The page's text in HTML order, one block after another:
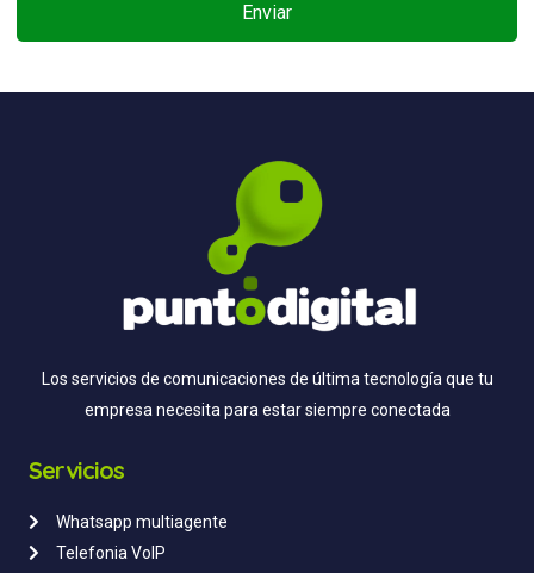
Enviar
Los servicios de comunicaciones de última tecnología que tu
empresa necesita para estar siempre conectada
Servicios
Whatsapp multiagente
Telefonia VoIP